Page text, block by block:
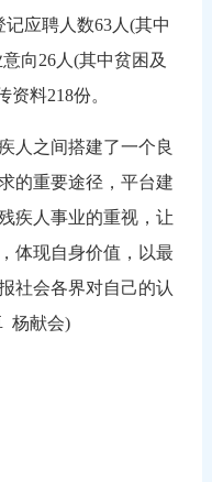
记应聘人数63人 (其中
向26人 (其中贫困及
资料218份。
人之间搭建了一个良
的重要途径，平台建
疾人事业的重视，让
体现自身价值，以最
社会各界对自己的认
杨献会)
）